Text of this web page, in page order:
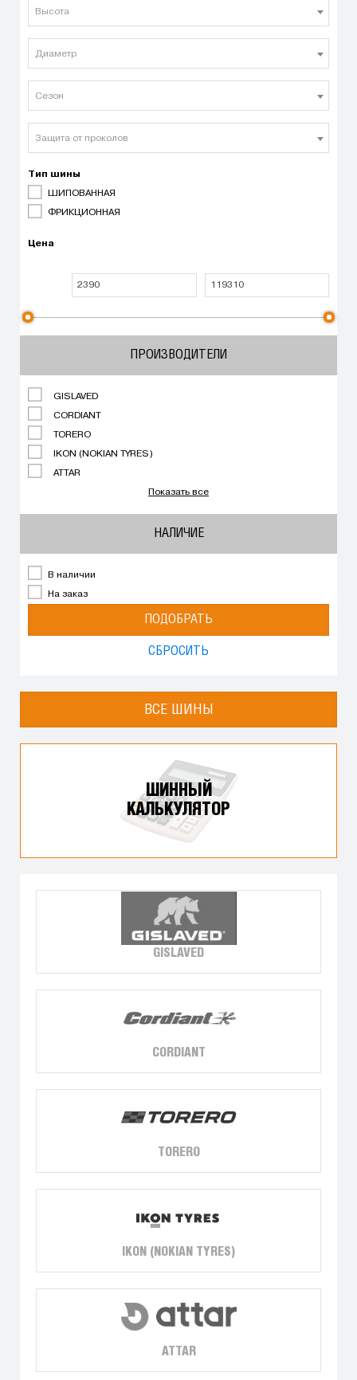
Высота
Диаметр
Сезон
Защита от проколов
Тип шины
ШИПОВАННАЯ
ФРИКЦИОННАЯ
Цена
ПРОИЗВОДИТЕЛИ
GISLAVED
CORDIANT
TORERO
IKON (NOKIAN TYRES)
ATTAR
Показать все
НАЛИЧИЕ
В наличии
На заказ
ПОДОБРАТЬ
СБРОСИТЬ
ВСЕ ШИНЫ
ШИННЫЙ
КАЛЬКУЛЯТОР
GISLAVED
CORDIANT
TORERO
IKON (NOKIAN TYRES)
ATTAR